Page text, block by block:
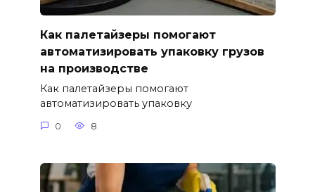
Как палетайзеры помогают
автоматизировать упаковку грузов
на производстве
Как палетайзеры помогают
автоматизировать упаковку
0 8